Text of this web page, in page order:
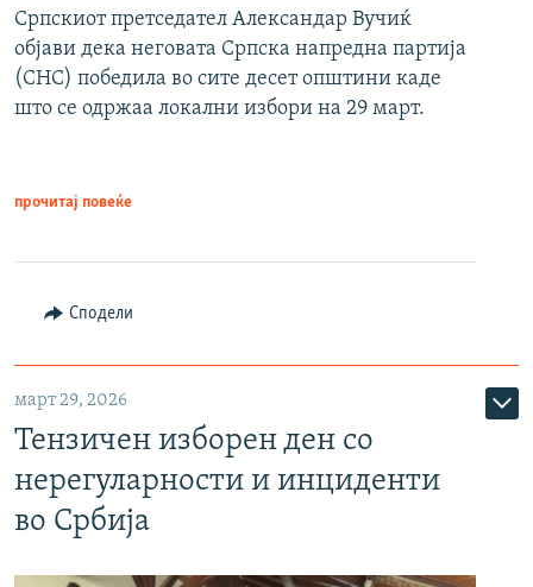
Српскиот претседател Александар Вучиќ
објави дека неговата Српска напредна партија
(СНС) победила во сите десет општини каде
што се одржаа локални избори на 29 март.
прочитај повеќе
Сподели
март 29, 2026
Тензичен изборен ден со
нерегуларности и инциденти
во Србија